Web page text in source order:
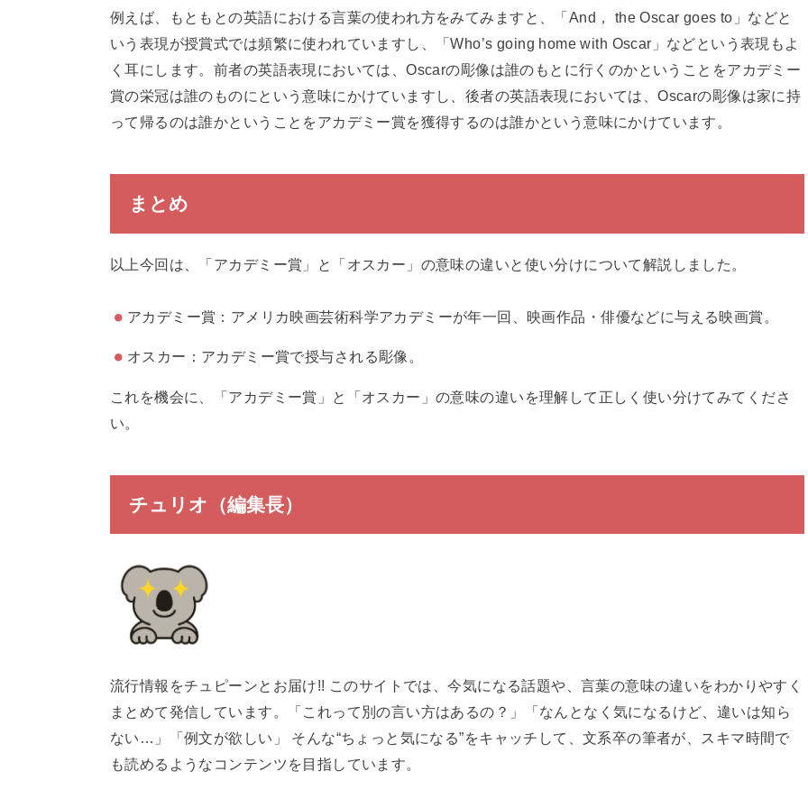
例えば、もともとの英語における言葉の使われ方をみてみますと、「And， the Oscar goes to」などと
いう表現が授賞式では頻繁に使われていますし、「Who’s going home with Oscar」などという表現もよ
く耳にします。前者の英語表現においては、Oscarの彫像は誰のもとに行くのかということをアカデミー
賞の栄冠は誰のものにという意味にかけていますし、後者の英語表現においては、Oscarの彫像は家に持
って帰るのは誰かということをアカデミー賞を獲得するのは誰かという意味にかけています。
まとめ
以上今回は、「アカデミー賞」と「オスカー」の意味の違いと使い分けについて解説しました。
アカデミー賞：アメリカ映画芸術科学アカデミーが年一回、映画作品・俳優などに与える映画賞。
オスカー：アカデミー賞で授与される彫像。
これを機会に、「アカデミー賞」と「オスカー」の意味の違いを理解して正しく使い分けてみてくださ
い。
チュリオ（編集長）
流行情報をチュピーンとお届け!! このサイトでは、今気になる話題や、言葉の意味の違いをわかりやすく
まとめて発信しています。「これって別の言い方はあるの？」「なんとなく気になるけど、違いは知ら
ない…」「例文が欲しい」 そんな“ちょっと気になる”をキャッチして、文系卒の筆者が、スキマ時間で
も読めるようなコンテンツを目指しています。